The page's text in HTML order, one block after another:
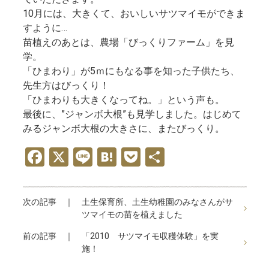
10月には、大きくて、おいしいサツマイモができま
すように…
苗植えのあとは、農場「びっくりファーム」を見
学。
「ひまわり」が5ｍにもなる事を知った子供たち、
先生方はびっくり！
「ひまわりも大きくなってね。」という声も。
最後に、”ジャンボ大根”も見学しました。はじめて
みるジャンボ大根の大きさに、またびっくり。
F
a
ce
b
o
X Li
n
e
H
at
e
n
a
P
o
ck
et
共
次の記事 ｜ 土生保育所、土生幼稚園のみなさんがサ
ツマイモの苗を植えました
前の記事 ｜
「2010 サツマイモ収穫体験」を実
施！